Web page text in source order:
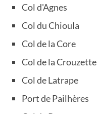
Col d'Agnes
Col du Chioula
Col de la Core
Col de la Crouzette
Col de Latrape
Port de Pailhères